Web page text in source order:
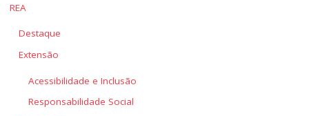
REA
Destaque
Extensão
Acessibilidade e Inclusão
Responsabilidade Social